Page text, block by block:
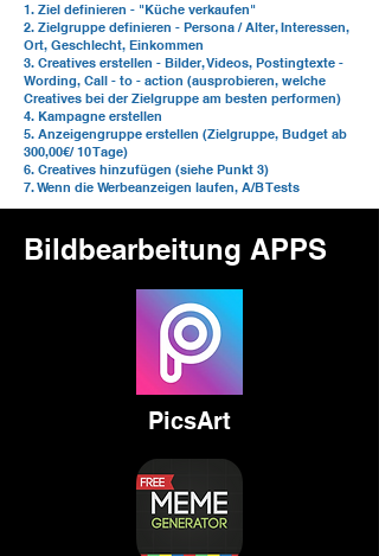
1. Ziel definieren - "Küche verkaufen"
2. Zielgruppe definieren - Persona / Alter, Interessen,
Ort, Geschlecht, Einkommen
3. Creatives erstellen - Bilder, Videos, Postingtexte -
Wording, Call - to - action (ausprobieren, welche
Creatives bei der Zielgruppe am besten performen)
4. Kampagne erstellen
5. Anzeigengruppe erstellen (Zielgruppe, Budget ab
300,00€/ 10 Tage)
6. Creatives hinzufügen (siehe Punkt 3)
7. Wenn die Werbeanzeigen laufen, A/B Tests
Bildbearbeitung APPS
PicsArt